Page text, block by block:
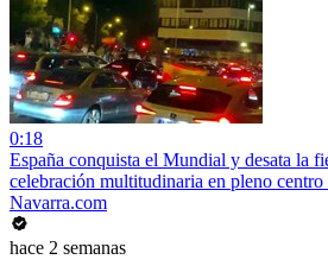
0:18
España conquista el Mundial y desata la
celebración multitudinaria en pleno centro
Navarra.com
hace 2 semanas